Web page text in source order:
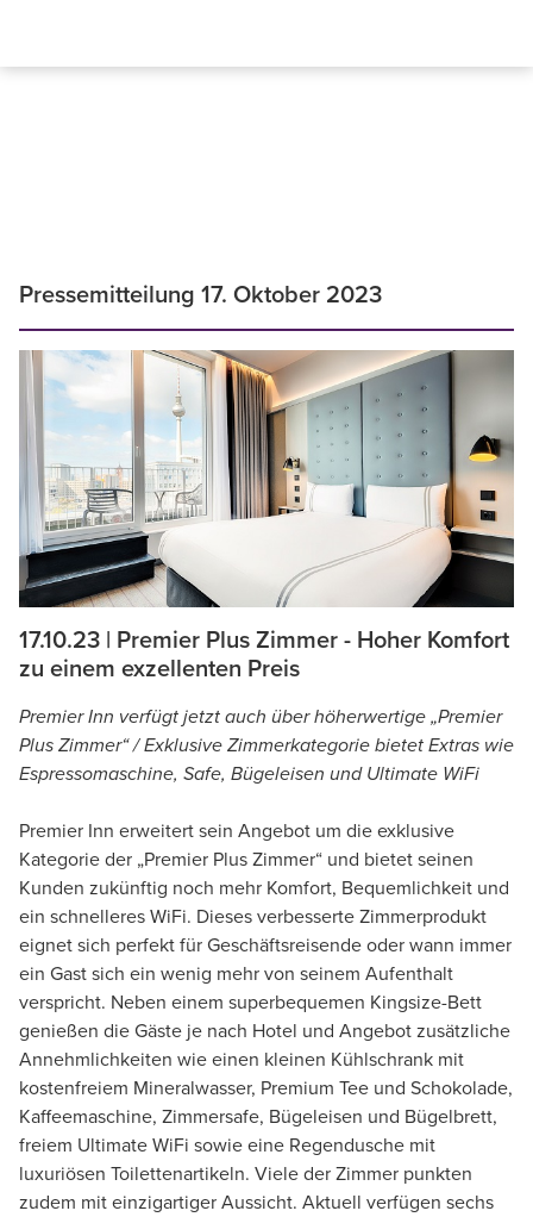
Pressemitteilung 17. Oktober 2023
17.10.23 | Premier Plus Zimmer - Hoher Komfort
zu einem exzellenten Preis
Premier Inn verfügt jetzt auch über höherwertige „Premier
Plus Zimmer“ / Exklusive Zimmerkategorie bietet Extras wie
Espressomaschine, Safe, Bügeleisen und Ultimate WiFi
Premier Inn erweitert sein Angebot um die exklusive
Kategorie der „Premier Plus Zimmer“ und bietet seinen
Kunden zukünftig noch mehr Komfort, Bequemlichkeit und
ein schnelleres WiFi. Dieses verbesserte Zimmerprodukt
eignet sich perfekt für Geschäftsreisende oder wann immer
ein Gast sich ein wenig mehr von seinem Aufenthalt
verspricht. Neben einem superbequemen Kingsize-Bett
genießen die Gäste je nach Hotel und Angebot zusätzliche
Annehmlichkeiten wie einen kleinen Kühlschrank mit
kostenfreiem Mineralwasser, Premium Tee und Schokolade,
Kaffeemaschine, Zimmersafe, Bügeleisen und Bügelbrett,
freiem Ultimate WiFi sowie eine Regendusche mit
luxuriösen Toilettenartikeln. Viele der Zimmer punkten
zudem mit einzigartiger Aussicht. Aktuell verfügen sechs